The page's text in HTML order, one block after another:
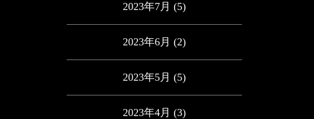
2023年7月 (5)
2023年6月 (2)
2023年5月 (5)
2023年4月 (3)